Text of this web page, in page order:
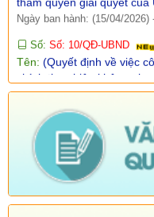
Số:Số: 10/QĐ-UBND
chính thực hiện không phụ
địa bàn xã Dào San)
Ngày ban hành: (15/04/2026)
38/PKT - TB
Tên:(Về việc niêm yết
gia và cộng động dân cư
xã Dào San, tỉnh Lai
Ngày ban hành: (25/02/2026)